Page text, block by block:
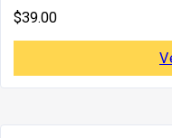
$39.00